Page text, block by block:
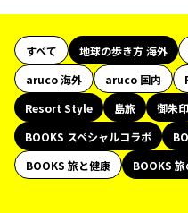
すべて 地球の歩き方 海外
aruco 海外
aruco 国内
Resort Style
島旅 御朱印
BOOKS スペシャルコラボ
BOOKS 旅と健康
BOOKS